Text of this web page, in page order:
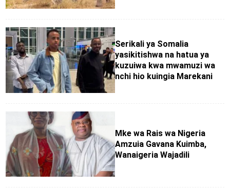
Serikali ya Somalia
yasikitishwa na hatua ya
kuzuiwa kwa mwamuzi wa
nchi hio kuingia Marekani
Mke wa Rais wa Nigeria
Amzuia Gavana Kuimba,
Wanaigeria Wajadili